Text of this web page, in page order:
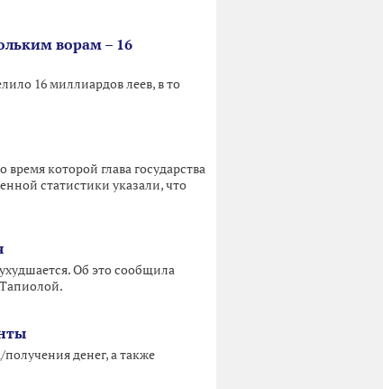
ворам – 16
16 миллиардов леев, в то
которой глава государства
статистики указали, что
Об это сообщила
денег, а также